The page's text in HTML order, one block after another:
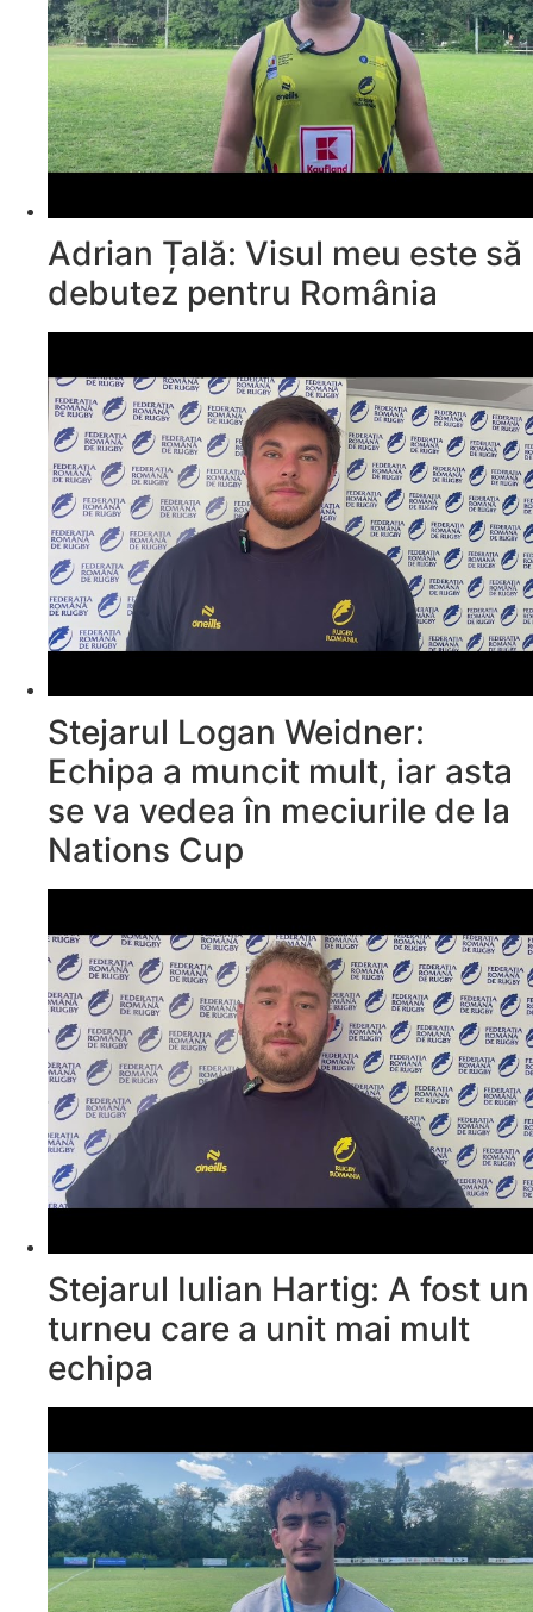
Adrian Țală: Visul meu este să
debutez pentru România
Stejarul Logan Weidner:
Echipa a muncit mult, iar asta
se va vedea în meciurile de la
Nations Cup
Stejarul Iulian Hartig: A fost un
turneu care a unit mai mult
echipa